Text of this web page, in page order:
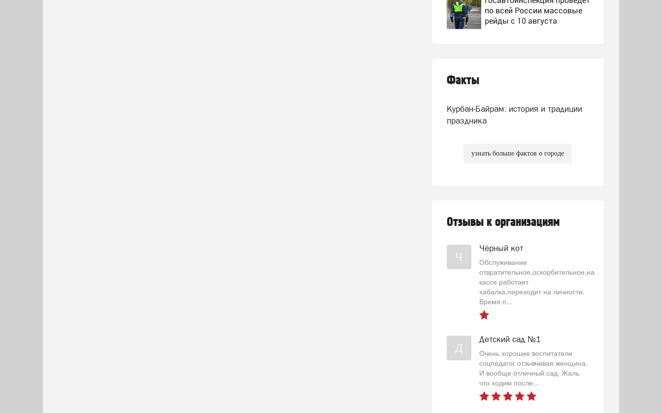
по всей России массовые
рейды с 10 августа
Новости на Вести.ru
Факты
Курбан-Байрам: история и традиции
праздника
узнать больше фактов о городе
Отзывы к организациям
Ч
Чёрный кот
Обслуживание
отвратительное,оскорбительное,на
кассе работает
хабалка,переходит на личности.
Время п...
Д
Детский сад №1
Очень хорошие воспитатели
соцпедагог отзывчивая женщина.
И вообще отличный сад. Жаль
что ходим после...